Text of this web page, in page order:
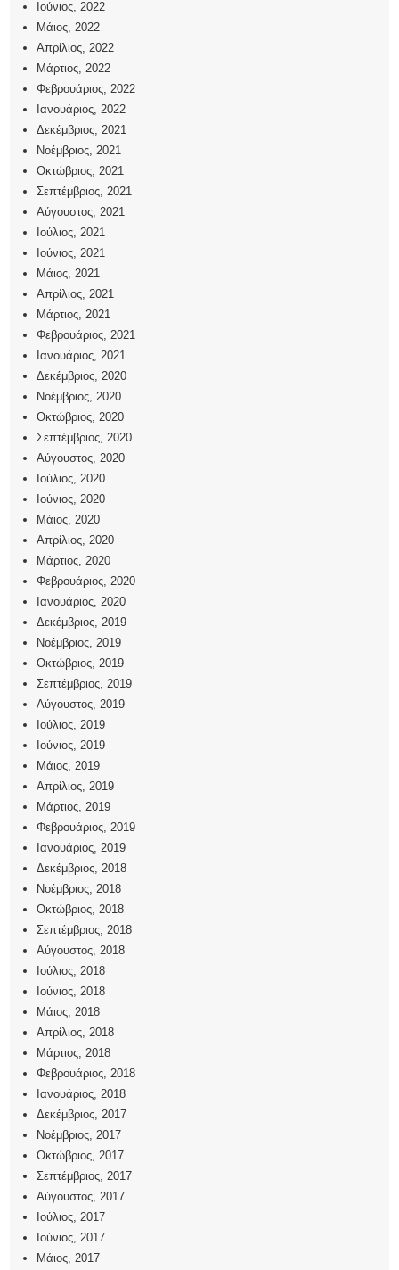
Ιούνιος, 2022
Μάιος, 2022
Απρίλιος, 2022
Μάρτιος, 2022
Φεβρουάριος, 2022
Ιανουάριος, 2022
Δεκέμβριος, 2021
Νοέμβριος, 2021
Οκτώβριος, 2021
Σεπτέμβριος, 2021
Αύγουστος, 2021
Ιούλιος, 2021
Ιούνιος, 2021
Μάιος, 2021
Απρίλιος, 2021
Μάρτιος, 2021
Φεβρουάριος, 2021
Ιανουάριος, 2021
Δεκέμβριος, 2020
Νοέμβριος, 2020
Οκτώβριος, 2020
Σεπτέμβριος, 2020
Αύγουστος, 2020
Ιούλιος, 2020
Ιούνιος, 2020
Μάιος, 2020
Απρίλιος, 2020
Μάρτιος, 2020
Φεβρουάριος, 2020
Ιανουάριος, 2020
Δεκέμβριος, 2019
Νοέμβριος, 2019
Οκτώβριος, 2019
Σεπτέμβριος, 2019
Αύγουστος, 2019
Ιούλιος, 2019
Ιούνιος, 2019
Μάιος, 2019
Απρίλιος, 2019
Μάρτιος, 2019
Φεβρουάριος, 2019
Ιανουάριος, 2019
Δεκέμβριος, 2018
Νοέμβριος, 2018
Οκτώβριος, 2018
Σεπτέμβριος, 2018
Αύγουστος, 2018
Ιούλιος, 2018
Ιούνιος, 2018
Μάιος, 2018
Απρίλιος, 2018
Μάρτιος, 2018
Φεβρουάριος, 2018
Ιανουάριος, 2018
Δεκέμβριος, 2017
Νοέμβριος, 2017
Οκτώβριος, 2017
Σεπτέμβριος, 2017
Αύγουστος, 2017
Ιούλιος, 2017
Ιούνιος, 2017
Μάιος, 2017